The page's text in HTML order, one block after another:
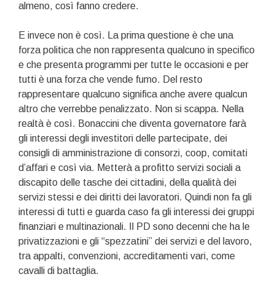
almeno, così fanno credere.
E invece non è così. La prima questione è che una
forza politica che non rappresenta qualcuno in specifico
e che presenta programmi per tutte le occasioni e per
tutti è una forza che vende fumo. Del resto
rappresentare qualcuno significa anche avere qualcun
altro che verrebbe penalizzato. Non si scappa. Nella
realtà è così. Bonaccini che diventa governatore farà
gli interessi degli investitori delle partecipate, dei
consigli di amministrazione di consorzi, coop, comitati
d’affari e così via. Metterà a profitto servizi sociali a
discapito delle tasche dei cittadini, della qualità dei
servizi stessi e dei diritti dei lavoratori. Quindi non fa gli
interessi di tutti e guarda caso fa gli interessi dei gruppi
finanziari e multinazionali. Il PD sono decenni che ha le
privatizzazioni e gli “spezzatini” dei servizi e del lavoro,
tra appalti, convenzioni, accreditamenti vari, come
cavalli di battaglia.